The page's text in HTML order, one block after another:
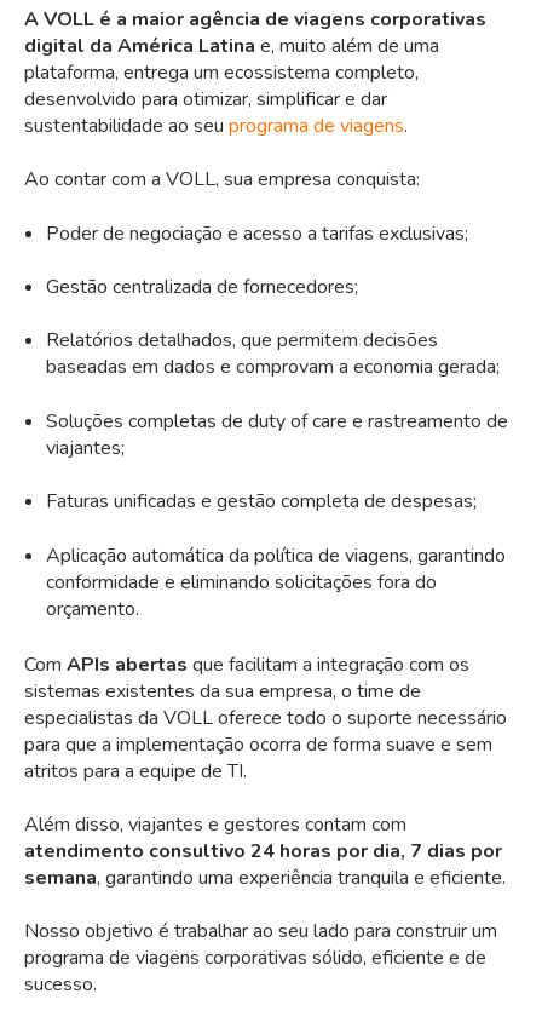
A VOLL é a maior agência de viagens corporativas
digital da América Latina e, muito além de uma
plataforma, entrega um ecossistema completo,
desenvolvido para otimizar, simplificar e dar
sustentabilidade ao seu programa de viagens.
Ao contar com a VOLL, sua empresa conquista:
Poder de negociação e acesso a tarifas exclusivas;
Gestão centralizada de fornecedores;
Relatórios detalhados, que permitem decisões
baseadas em dados e comprovam a economia gerada;
Soluções completas de duty of care e rastreamento de
viajantes;
Faturas unificadas e gestão completa de despesas;
Aplicação automática da política de viagens, garantindo
conformidade e eliminando solicitações fora do
orçamento.
Com APIs abertas que facilitam a integração com os
sistemas existentes da sua empresa, o time de
especialistas da VOLL oferece todo o suporte necessário
para que a implementação ocorra de forma suave e sem
atritos para a equipe de TI.
Além disso, viajantes e gestores contam com
atendimento consultivo 24 horas por dia, 7 dias por
semana, garantindo uma experiência tranquila e eficiente.
Nosso objetivo é trabalhar ao seu lado para construir um
programa de viagens corporativas sólido, eficiente e de
sucesso.